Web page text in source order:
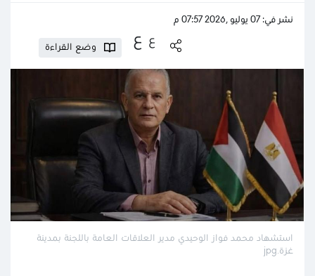
نشر في: 07 يوليو ,2026 07:57 م
ع ع
وضع القراءة
استشهاد محمد فواز الوحيدي مدير العلاقات العامة باللجنة بمدينة
غزة.jpg